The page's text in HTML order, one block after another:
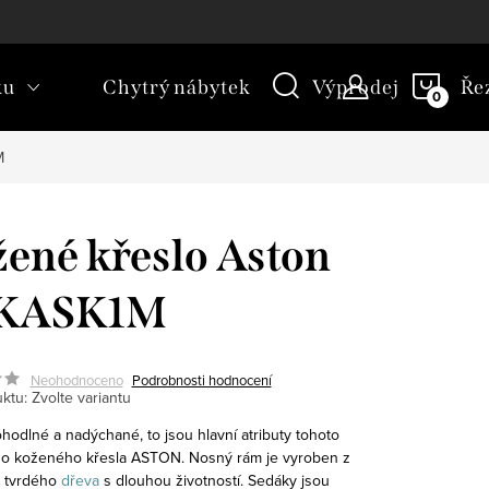
Chytrý nábytek Výprodej
křeslo Aston
Neohodnoceno Podrobnosti hodnocení
Zvolte variantu
a nadýchané, to jsou hlavní atributy tohoto
koženého křesla ASTON. Nosný rám je vyroben z
tvrdého dřevas dlouhou životností. Sedáky jsou